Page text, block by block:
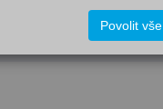
Povolit vše